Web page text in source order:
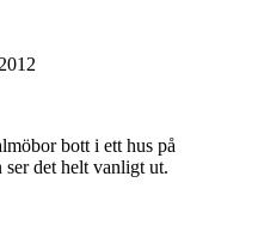
bott i ett hus på
det helt vanligt ut.